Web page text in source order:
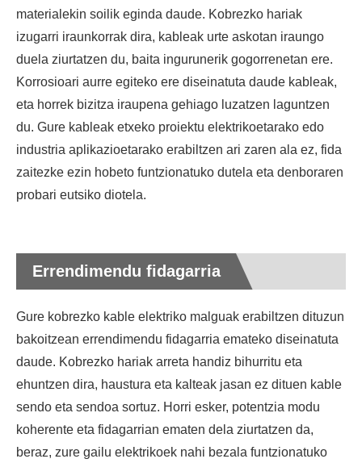
materialekin soilik eginda daude. Kobrezko hariak
izugarri iraunkorrak dira, kableak urte askotan iraungo
duela ziurtatzen du, baita ingurunerik gogorrenetan ere.
Korrosioari aurre egiteko ere diseinatuta daude kableak,
eta horrek bizitza iraupena gehiago luzatzen laguntzen
du. Gure kableak etxeko proiektu elektrikoetarako edo
industria aplikazioetarako erabiltzen ari zaren ala ez, fida
zaitezke ezin hobeto funtzionatuko dutela eta denboraren
probari eutsiko diotela.
Errendimendu fidagarria
Gure kobrezko kable elektriko malguak erabiltzen dituzun
bakoitzean errendimendu fidagarria emateko diseinatuta
daude. Kobrezko hariak arreta handiz bihurritu eta
ehuntzen dira, haustura eta kalteak jasan ez dituen kable
sendo eta sendoa sortuz. Horri esker, potentzia modu
koherente eta fidagarrian ematen dela ziurtatzen da,
beraz, zure gailu elektrikoek nahi bezala funtzionatuko